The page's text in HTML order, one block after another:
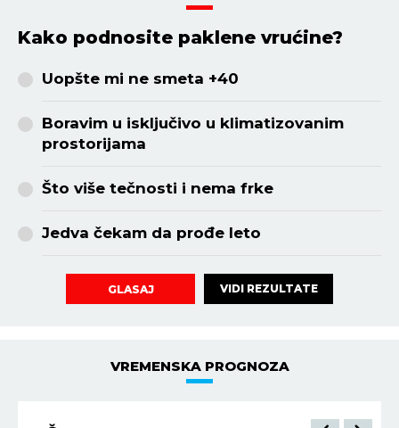
Kako podnosite paklene vrućine?
Uopšte mi ne smeta +40
Boravim u isključivo u klimatizovanim
prostorijama
Što više tečnosti i nema frke
Jedva čekam da prođe leto
GLASAJ VIDI REZULTATE
VREMENSKA PROGNOZA